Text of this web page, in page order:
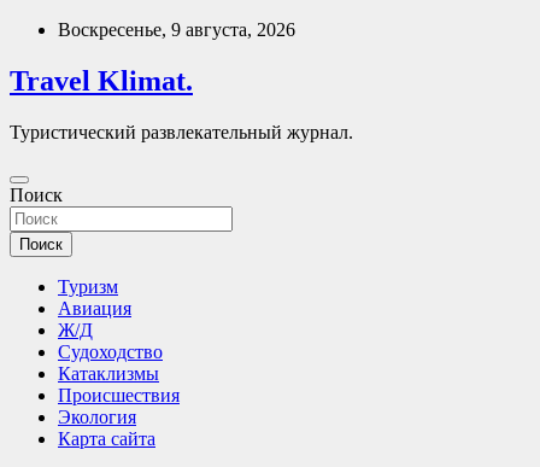
Перейти
содержимому
Воскресенье, 9 августа, 2026
Travel Klimat.
Туристический развлекательный журнал.
Поиск
Поиск
Туризм
Авиация
Ж/Д
Судоходство
Катаклизмы
Происшествия
Экология
Карта сайта